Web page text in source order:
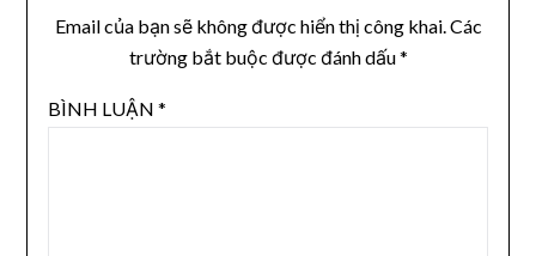
Email của bạn sẽ không được hiển thị công khai.Các
trường bắt buộc được đánh dấu*
BÌNH LUẬN *